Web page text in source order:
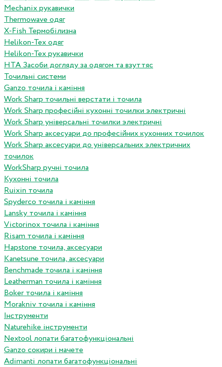
Mechanix рукавички
Thermowave одяг
X-Fish Термобілизна
Helikon-Tex одяг
Helikon-Tex рукавички
HTA Засоби догляду за одягом та взуттяс
Точильні системи
Ganzo точила і каміння
Work Sharp точильні верстати і точила
Work Sharp професiйнi кухоннi точилки электричнi
Work Sharp унiверсальнi точилки электричнi
Work Sharp аксесуари до професiйних кухонних точилок
Work Sharp аксесуари до унiверсальних электричних
точилок
WorkSharp ручні точила
Кухонні точила
Ruixin точила
Spyderco точила і каміння
Lansky точила і каміння
Victorinox точила і каміння
Risam точила і каміння
Hapstone точила, аксесуари
Kanetsune точила, аксесуари
Benchmade точила і каміння
Leatherman точила і каміння
Boker точила і каміння
Morakniv точила і каміння
Інструменти
Naturehike інструменти
Nextool лопати багатофункціональні
Ganzo сокири і мачете
Adimanti лопати багатофункціональні